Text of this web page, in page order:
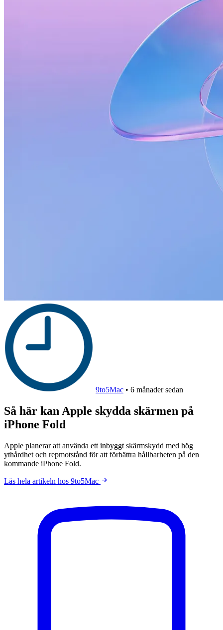
9to5Mac • 6 månader sedan
Så här kan Apple skydda skärmen på
iPhone Fold
Apple planerar att använda ett inbyggt skärmskydd med hög
ythårdhet och repmotstånd för att förbättra hållbarheten på den
kommande iPhone Fold.
Läs hela artikeln hos 9to5Mac